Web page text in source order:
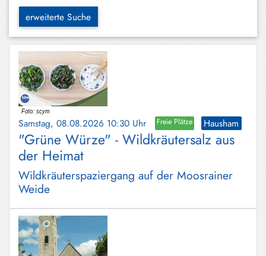
erweiterte Suche
Samstag, 08.08.2026 10:30 Uhr Freie Plätze Hausham
"Grüne Würze" - Wildkräutersalz aus
der Heimat
Wildkräuterspaziergang auf der Moosrainer
Weide
Hundham
Irschenberg
Kreuth
Leitzachtal
Miesbach
Neuhaus
Niklasreuth
Otterfing
Egern
Schaftlach
/